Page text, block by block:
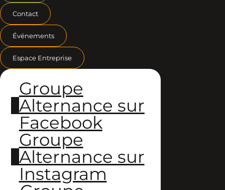
Contact
Événements
Espace Entreprise
Groupe
Alternance sur
Facebook
Groupe
Alternance sur
Instagram